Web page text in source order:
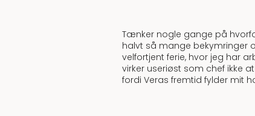
Tænker nogle gange på
halvt så mange bekymringer
velfortjent ferie, hvor jeg har
virker useriøst som chef ikke
fordi Veras fremtid fylder mit